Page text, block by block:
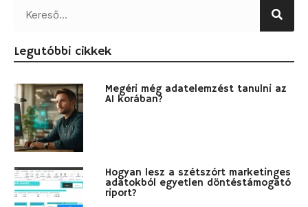
Legutóbbi cikkek
Megéri még adatelemzést tanulni az
AI korában?
Hogyan lesz a szétszórt marketinges
adatokból egyetlen döntéstámogató
riport?